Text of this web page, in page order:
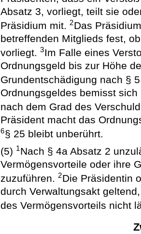
Absatz 3, vorliegt, teilt sie
Präsidium mit.2Das
betreffenden Mitglieds fest,
vorliegt.3Im Falle eines
Ordnungsgeld bis zur Höhe
Grundentschädigung nach §
Ordnungsgeldes bemisst
nach dem Grad des
Präsident macht das
6§ 25 bleibt unberührt.
(5) 1Nach § 4a Absatz 2
Vermögensvorteile oder ihre
zuzuführen.2Die Präsidentin
durch Verwaltungsakt
des Vermögensvorteils nicht